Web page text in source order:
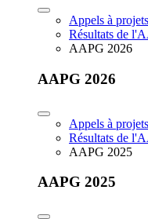
Appels à projets
Résultats de
AAPG 2026
AAPG 2026
Appels à projets
Résultats de
AAPG 2025
AAPG 2025